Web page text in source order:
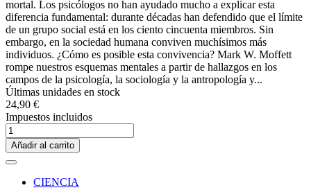
mortal. Los psicólogos no han ayudado mucho a explicar esta
diferencia fundamental: durante décadas han defendido que el límite
de un grupo social está en los ciento cincuenta miembros. Sin
embargo, en la sociedad humana conviven muchísimos más
individuos. ¿Cómo es posible esta convivencia? Mark W. Moffett
rompe nuestros esquemas mentales a partir de hallazgos en los
campos de la psicología, la sociología y la antropología y...
Últimas unidades en stock
24,90 €
Impuestos incluidos
Añadir al carrito
CIENCIA